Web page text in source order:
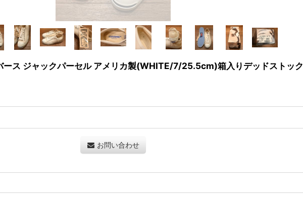
ジャックパーセル アメリカ製(WHITE/7/25.5cm)箱入りデッドストック
お問い合わせ